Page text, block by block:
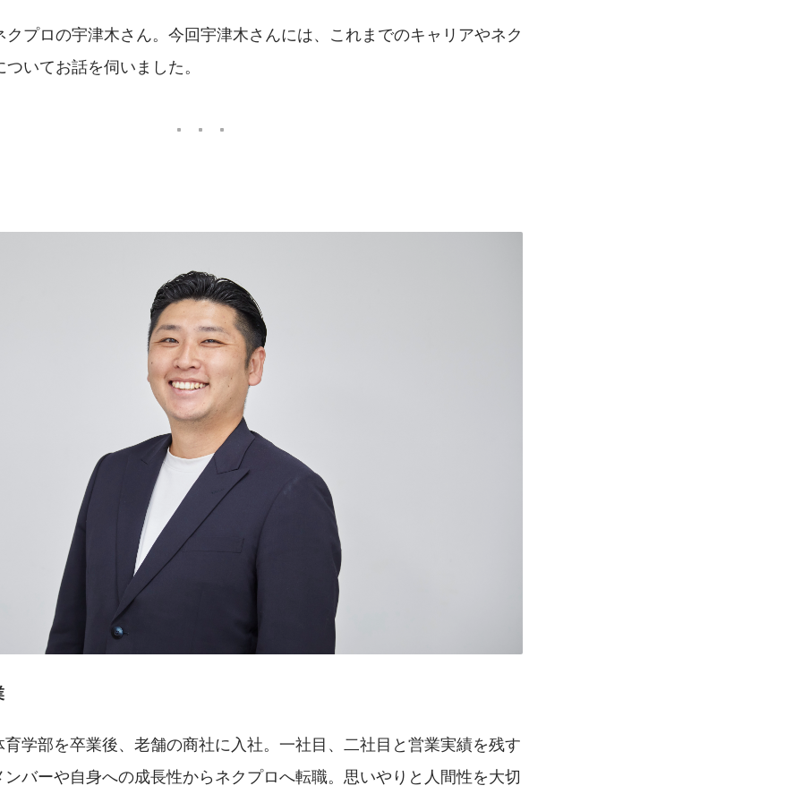
プロの宇津木さん。今回宇津木さんには、これまでのキャリアやネク
いてお話を伺いました。
学部を卒業後、老舗の商社に入社。一社目、二社目と営業実績を残す
バーや自身への成長性からネクプロへ転職。思いやりと人間性を大切